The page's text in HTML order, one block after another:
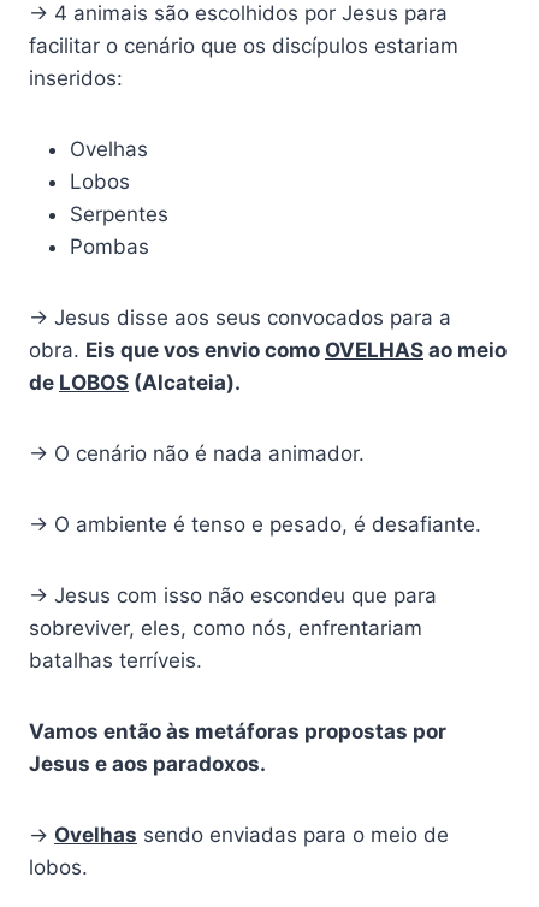
→ 4 animais são escolhidos por Jesus para
facilitar o cenário que os discípulos estariam
inseridos:
Ovelhas
Lobos
Serpentes
Pombas
→ Jesus disse aos seus convocados para a
obra. Eis que vos envio como OVELHAS ao meio
de LOBOS (Alcateia).
→ O cenário não é nada animador.
→ O ambiente é tenso e pesado, é desafiante.
→ Jesus com isso não escondeu que para
sobreviver, eles, como nós, enfrentariam
batalhas terríveis.
Vamos então às metáforas propostas por
Jesus e aos paradoxos.
→ Ovelhas sendo enviadas para o meio de
lobos.